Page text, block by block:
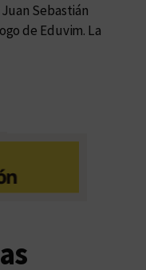
Sebastián
de Eduvim. La